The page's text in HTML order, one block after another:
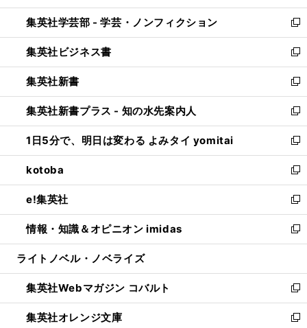
開
く
ウ
で
開
く
ン
ド
ウ
で
開
く
ウ
ィ
ン
ド
ウ
で
開
く
集英社学芸部 - 学芸・ノンフィクション
新
し
い
ウ
ィ
ン
ド
ウ
で
開
く
集英社ビジネス書
新
し
い
ウ
ィ
ン
ド
ウ
で
開
く
集英社新書
新
し
い
ウ
ィ
ン
ド
ウ
で
開
く
集英社新書プラス - 知の水先案内人
新
し
い
ウ
ィ
ン
ド
ウ
で
開
1日5分で、明日は変わる よみタイ yomitai
新
し
い
ウ
ィ
ン
ド
ウ
開
く
kotoba
新
し
い
ウ
ィ
ン
ウ
で
開
く
e!集英社
新
し
い
ウ
ン
ド
ウ
で
情報・知識＆オピニオン imidas
新
し
ウ
ィ
ン
ド
ライトノベル・ノベライズ
集英社Webマガジン コバルト
新
し
い
集英社オレンジ文庫
新